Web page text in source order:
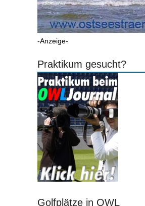
-Anzeige-
Praktikum gesucht?
Golfplätze in OWL